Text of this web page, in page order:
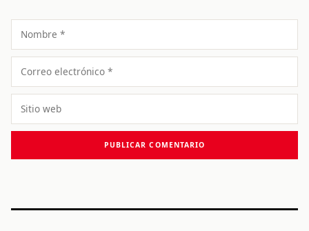
Nombre
Correo
electrónico
Sitio
web